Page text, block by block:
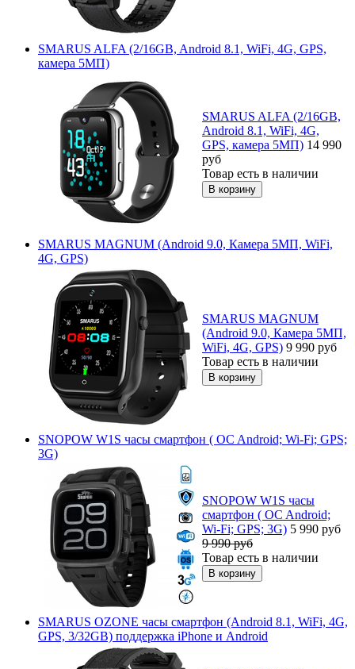
SMARUS ALFA (2/16GB, Android 8.1, WiFi, 4G, GPS,
камера 5МП)
SMARUS ALFA (2/16GB,
Android 8.1, WiFi, 4G,
GPS, камера 5МП) 14 990
руб
Товар есть в наличии
SMARUS MAGNUM (Android 9.0, Камера 5МП, WiFi,
4G, GPS)
SMARUS MAGNUM
(Android 9.0, Камера 5МП,
WiFi, 4G, GPS) 9 990 руб
Товар есть в наличии
SNOPOW W1S часы смартфон ( OC Android; Wi-Fi; GPS;
3G)
SNOPOW W1S часы
смартфон ( OC Android;
Wi-Fi; GPS; 3G) 5 990 руб
9 990руб
Товар есть в наличии
SMARUS OZONE часы смартфон (Android 8.1, WiFi, 4G,
GPS, 3/32GB) поддержка iPhone и Android